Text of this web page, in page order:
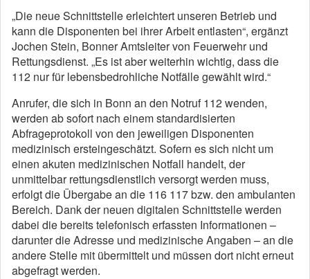
„Die neue Schnittstelle erleichtert unseren Betrieb und
kann die Disponenten bei ihrer Arbeit entlasten“, ergänzt
Jochen Stein, Bonner Amtsleiter von Feuerwehr und
Rettungsdienst. „Es ist aber weiterhin wichtig, dass die
112 nur für lebensbedrohliche Notfälle gewählt wird.“
Anrufer, die sich in Bonn an den Notruf 112 wenden,
werden ab sofort nach einem standardisierten
Abfrageprotokoll von den jeweiligen Disponenten
medizinisch ersteingeschätzt. Sofern es sich nicht um
einen akuten medizinischen Notfall handelt, der
unmittelbar rettungsdienstlich versorgt werden muss,
erfolgt die Übergabe an die 116 117 bzw. den ambulanten
Bereich. Dank der neuen digitalen Schnittstelle werden
dabei die bereits telefonisch erfassten Informationen –
darunter die Adresse und medizinische Angaben – an die
andere Stelle mit übermittelt und müssen dort nicht erneut
abgefragt werden.